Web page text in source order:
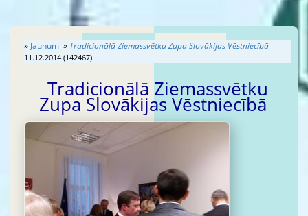
» Jaunumi » Tradicionālā Ziemassvētku Zupa Slovākijas Vēstniecībā
11.12.2014 (142467)
Tradicionālā Ziemassvētku
Zupa Slovākijas Vēstniecībā